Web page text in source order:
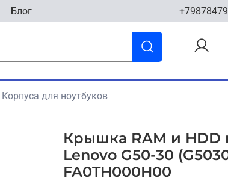
Блог
Корпуса для ноутбуков
Крышка RAM и HDD
Lenovo G50-30
FA0TH000H00